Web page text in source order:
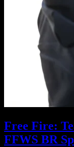
Free Fire:
FFWS BR